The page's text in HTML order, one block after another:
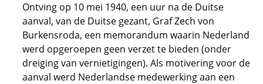
Ontving op 10 mei 1940, een uur na de Duitse
aanval, van de Duitse gezant, Graf Zech von
Burkensroda, een memorandum waarin Nederland
werd opgeroepen geen verzet te bieden (onder
dreiging van vernietigingen). Als motivering voor de
aanval werd Nederlandse medewerking aan een